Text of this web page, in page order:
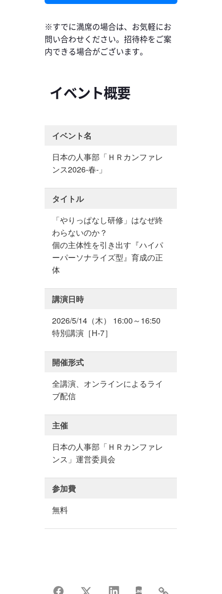
※すでに満席の場合は、お気軽にお
問い合わせください。招待枠をご案
内できる場合がございます。
イベント概要
イベント名
日本の人事部「ＨＲカンファレ
ンス2026-春-」
タイトル
「やりっぱなし研修」はなぜ終
わらないのか？
個の主体性を引き出す『ハイパ
ーパーソナライズ型』育成の正
体
講演日時
2026/5/14（木） 16:00～16:50
特別講演［H-7］
開催形式
全講演、オンラインによるライ
ブ配信
主催
日本の人事部「ＨＲカンファレ
ンス」運営委員会
参加費
無料